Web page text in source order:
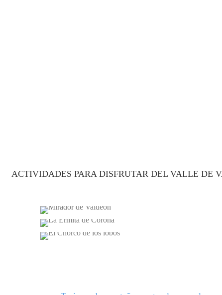
ACTIVIDADES PARA DISFRUTAR DEL VALLE DE
LA ERMITA DE CORONA
EL CHORCO DE LOS LOBOS